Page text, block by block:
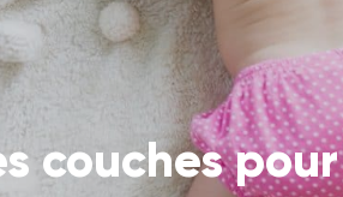
couches